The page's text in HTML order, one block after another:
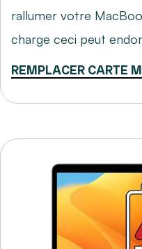
rallumer votre
charge ceci peut
REMPLACER CARTE